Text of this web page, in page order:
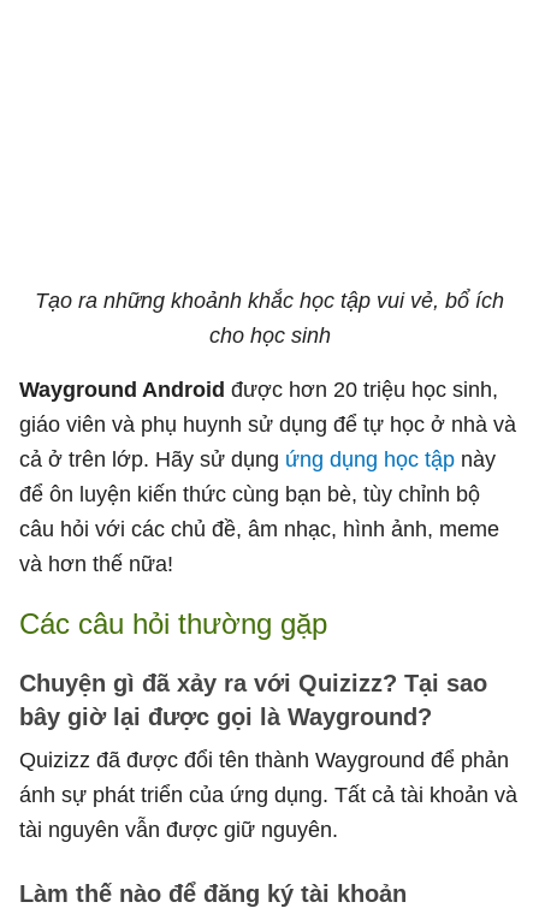
Tạo ra những khoảnh khắc học tập vui vẻ, bổ ích
cho học sinh
Wayground Android được hơn 20 triệu học sinh,
giáo viên và phụ huynh sử dụng để tự học ở nhà và
cả ở trên lớp. Hãy sử dụng ứng dụng học tập này
để ôn luyện kiến thức cùng bạn bè, tùy chỉnh bộ
câu hỏi với các chủ đề, âm nhạc, hình ảnh, meme
và hơn thế nữa!
Các câu hỏi thường gặp
Chuyện gì đã xảy ra với Quizizz? Tại sao
bây giờ lại được gọi là Wayground?
Quizizz đã được đổi tên thành Wayground để phản
ánh sự phát triển của ứng dụng. Tất cả tài khoản và
tài nguyên vẫn được giữ nguyên.
Làm thế nào để đăng ký tài khoản